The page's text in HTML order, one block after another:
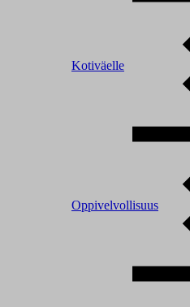
Kotiväelle
Oppivelvollisuus